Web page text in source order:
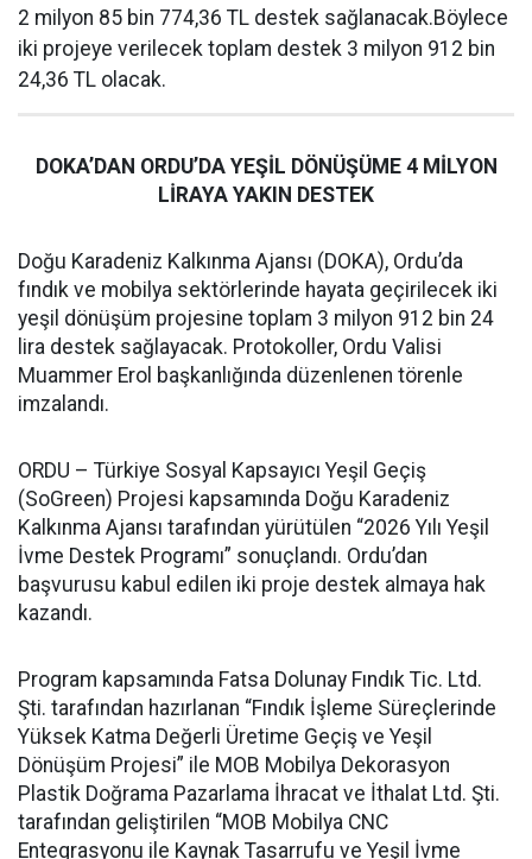
2 milyon 85 bin 774,36 TL destek sağlanacak.Böylece
iki projeye verilecek toplam destek 3 milyon 912 bin
24,36 TL olacak.
DOKA’DAN ORDU’DA YEŞİL DÖNÜŞÜME 4 MİLYON
LİRAYA YAKIN DESTEK
Doğu Karadeniz Kalkınma Ajansı (DOKA), Ordu’da
fındık ve mobilya sektörlerinde hayata geçirilecek iki
yeşil dönüşüm projesine toplam 3 milyon 912 bin 24
lira destek sağlayacak. Protokoller, Ordu Valisi
Muammer Erol başkanlığında düzenlenen törenle
imzalandı.
ORDU – Türkiye Sosyal Kapsayıcı Yeşil Geçiş
(SoGreen) Projesi kapsamında Doğu Karadeniz
Kalkınma Ajansı tarafından yürütülen “2026 Yılı Yeşil
İvme Destek Programı” sonuçlandı. Ordu’dan
başvurusu kabul edilen iki proje destek almaya hak
kazandı.
Program kapsamında Fatsa Dolunay Fındık Tic. Ltd.
Şti. tarafından hazırlanan “Fındık İşleme Süreçlerinde
Yüksek Katma Değerli Üretime Geçiş ve Yeşil
Dönüşüm Projesi” ile MOB Mobilya Dekorasyon
Plastik Doğrama Pazarlama İhracat ve İthalat Ltd. Şti.
tarafından geliştirilen “MOB Mobilya CNC
Entegrasyonu ile Kaynak Tasarrufu ve Yeşil İvme